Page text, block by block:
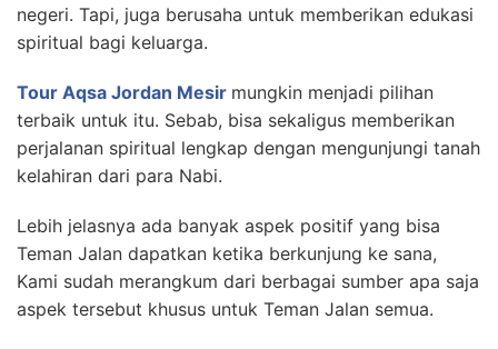
negeri. Tapi, juga berusaha untuk memberikan edukasi
spiritual bagi keluarga.
Tour Aqsa Jordan Mesir mungkin menjadi pilihan
terbaik untuk itu. Sebab, bisa sekaligus memberikan
perjalanan spiritual lengkap dengan mengunjungi tanah
kelahiran dari para Nabi.
Lebih jelasnya ada banyak aspek positif yang bisa
Teman Jalan dapatkan ketika berkunjung ke sana,
Kami sudah merangkum dari berbagai sumber apa saja
aspek tersebut khusus untuk Teman Jalan semua.